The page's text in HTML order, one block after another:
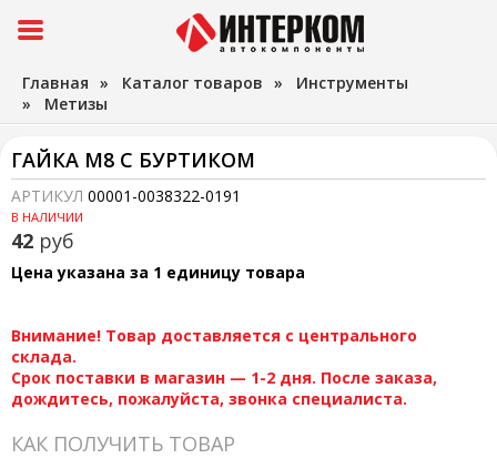
Главная » Каталог товаров » Инструменты
» Метизы
ГАЙКА М8 С БУРТИКОМ
АРТИКУЛ 00001-0038322-0191
В НАЛИЧИИ
42 руб
Цена указана за 1 единицу товара
Внимание! Товар доставляется с центрального
склада.
Срок поставки в магазин — 1-2 дня. После заказа,
дождитесь, пожалуйста, звонка специалиста.
КАК ПОЛУЧИТЬ ТОВАР